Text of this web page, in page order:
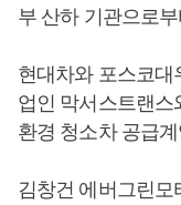
부 산하 기관으로
현대차와 포스코대
업인 막서스트랜스
환경 청소차 공급
김창건 에버그린모